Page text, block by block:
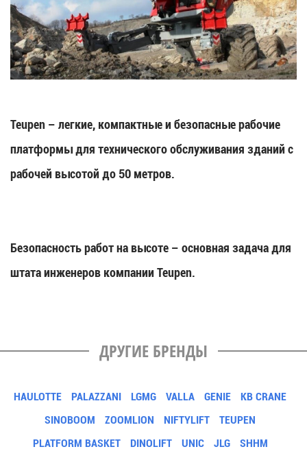
Teupen – легкие, компактные и безопасные рабочие
платформы для технического обслуживания зданий с
рабочей высотой до 50 метров.
Безопасность работ на высоте – основная задача для
штата инженеров компании Teupen.
ДРУГИЕ БРЕНДЫ
HAULOTTE PALAZZANI LGMG VALLA GENIE
KB CRANE
SINOBOOM
ZOOMLION NIFTYLIFT
TEUPEN
PLATFORM BASKET
DINOLIFT UNIC JLG SHHM